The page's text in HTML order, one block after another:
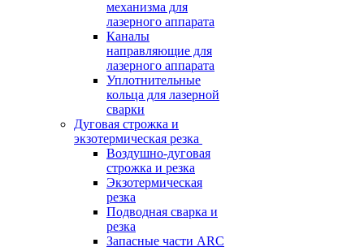
механизма для
лазерного аппарата
Каналы
направляющие для
лазерного аппарата
Уплотнительные
кольца для лазерной
сварки
Дуговая строжка и
экзотермическая резка
Воздушно-дуговая
строжка и резка
Экзотермическая
резка
Подводная сварка и
резка
Запасные части ARC